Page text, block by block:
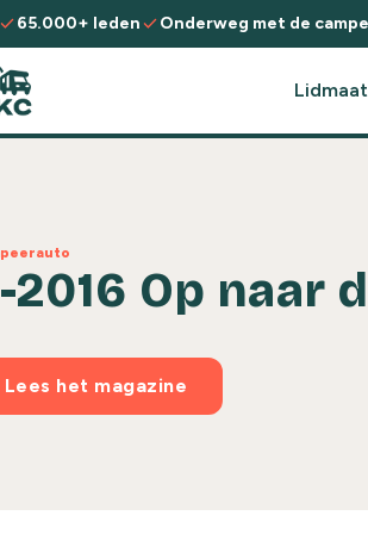
check65.000+ ledencheckOnderweg met de
2016 Op naar
Lees het magazine